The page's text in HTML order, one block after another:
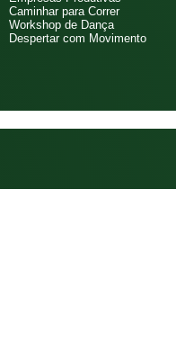
Caminhar para Correr
Workshop de Dança
Despertar com Movimento